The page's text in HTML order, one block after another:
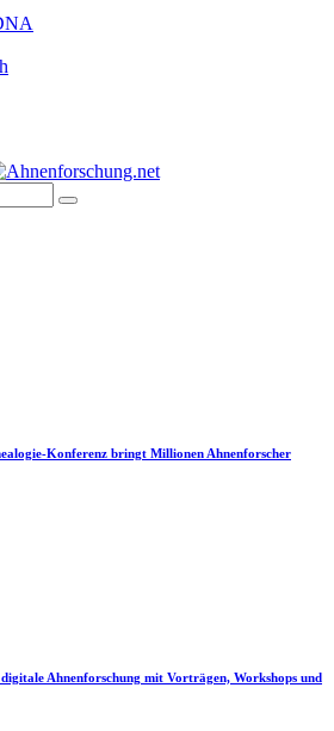
Konferenz bringt Millionen Ahnenforscher
Ahnenforschung mit Vorträgen, Workshops und